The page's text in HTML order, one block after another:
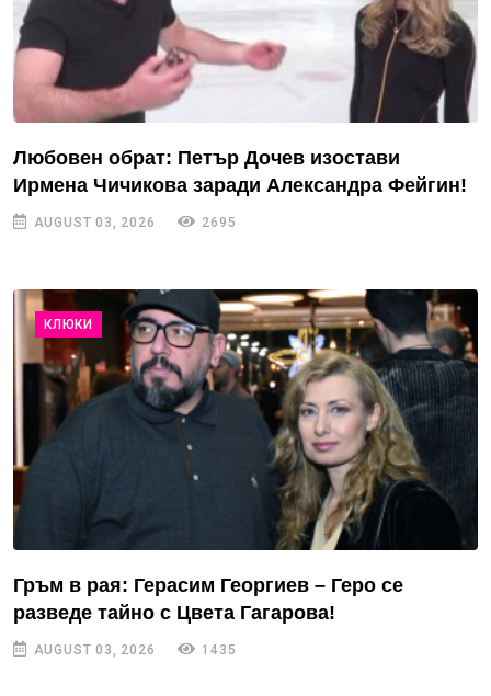
Любовен обрат: Петър Дочев изостави
Ирмена Чичикова заради Александра Фейгин!
AUGUST 03, 2026 2695
КЛЮКИ
Гръм в рая: Герасим Георгиев – Геро се
разведе тайно с Цвета Гагарова!
AUGUST 03, 2026 1435